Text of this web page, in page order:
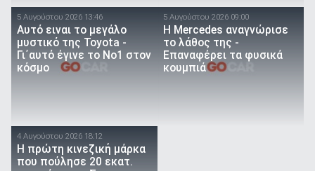
5 Αυγούστου 2026 13:46
Αυτό ειναι τo μεγάλο
μυστικό της Toyota -
Γι΄αυτό έγινε το Νο1 στον
κόσμο
5 Αυγούστου 2026 09:00
Η Mercedes αναγνώρισε
το λάθος της -
Επαναφέρει τα φυσικά
κουμπιά
4 Αυγούστου 2026 18:12
Η πρώτη κινεζική μάρκα
που πούλησε 20 εκατ.